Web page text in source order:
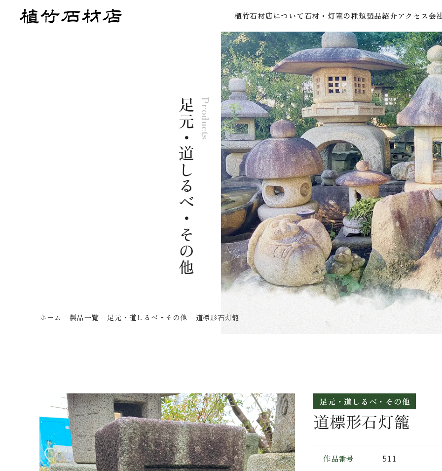
植竹石材店について石材・灯篭の種類製品紹介アクセス会
Products
足元・道しるべ・その他
ホーム 製品一覧 足元・道しるべ・その他 道標形石灯籠
足元・道しるべ・その他
道標形石灯籠
作品番号 511